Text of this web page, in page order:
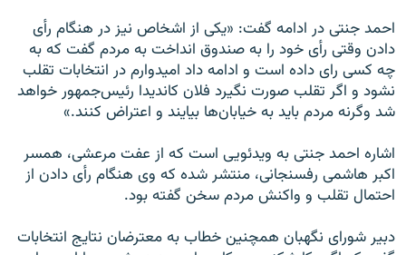
احمد جنتی در ادامه گفت: «یکی از اشخاص نیز در هنگام رأی
دادن وقتی رأی خود را به صندوق انداخت به مردم گفت كه به
چه كسی رای داده است و ادامه داد امیدوارم در انتخابات تقلب
نشود و اگر تقلب صورت نگیرد فلان كاندیدا رئیس‌جمهور خواهد
شد وگرنه مردم باید به خیابان‌ها بیایند و اعتراض كنند.»
اشاره احمد جنتی به ویدئویی است که از عفت مرعشی، همسر
اکبر هاشمی رفسنجانی، منتشر شده که وی هنگام رأی دادن از
احتمال تقلب و واکنش مردم سخن گفته بود.
دبیر شورای نگهبان همچنین خطاب به معترضان نتایج انتخابات